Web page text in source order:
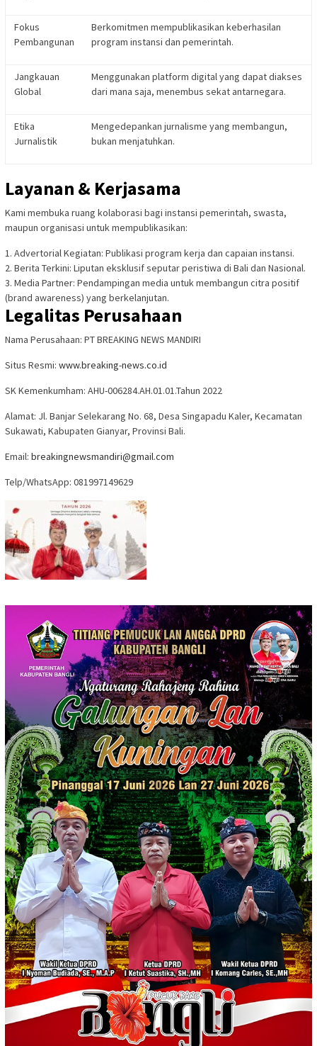
Fokus
Pembangunan
Berkomitmen mempublikasikan keberhasilan
program instansi dan pemerintah.
Jangkauan
Global
Menggunakan platform digital yang dapat diakses
dari mana saja, menembus sekat antarnegara.
Etika
Jurnalistik
Mengedepankan jurnalisme yang membangun,
bukan menjatuhkan.
Layanan & Kerjasama
Kami membuka ruang kolaborasi bagi instansi pemerintah, swasta,
maupun organisasi untuk mempublikasikan:
1. Advertorial Kegiatan: Publikasi program kerja dan capaian instansi.
2. Berita Terkini: Liputan eksklusif seputar peristiwa di Bali dan Nasional.
3. Media Partner: Pendampingan media untuk membangun citra positif
(brand awareness) yang berkelanjutan.
Legalitas Perusahaan
Nama Perusahaan: PT BREAKING NEWS MANDIRI
Situs Resmi: www.breaking-news.co.id
SK Kemenkumham: AHU-006284.AH.01.01.Tahun 2022
Alamat: Jl. Banjar Selekarang No. 68, Desa Singapadu Kaler, Kecamatan
Sukawati, Kabupaten Gianyar, Provinsi Bali.
Email: breakingnewsmandiri@gmail.com
Telp/WhatsApp: 081997149629